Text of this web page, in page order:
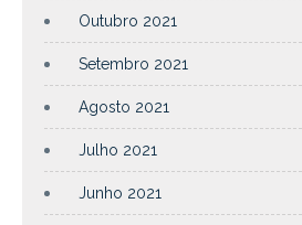
Outubro 2021
Setembro 2021
Agosto 2021
Julho 2021
Junho 2021